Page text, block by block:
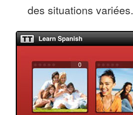
des situations variées.